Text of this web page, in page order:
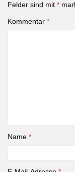
Felder sind mit *
Kommentar *
Name *